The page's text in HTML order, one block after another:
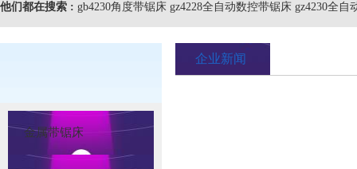
他们都在搜索 : gb4230角度带锯床 gz4228全自动数控带锯床 gz4230全自
金属带锯床
企业新闻